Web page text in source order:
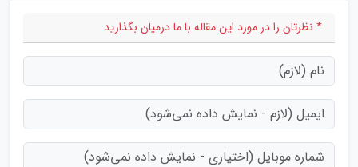
* نظرتان را در مورد این مقاله با ما درمیان بگذارید